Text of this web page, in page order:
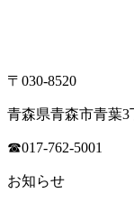
〒030-8520
青森県青森市青葉3
☎017-762-5001
お知らせ